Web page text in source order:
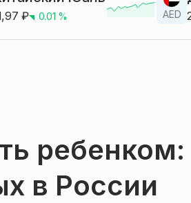
₽ 0.01 % AED
ребенком:
в России